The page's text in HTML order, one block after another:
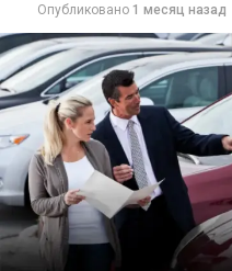
Опубликовано 1 месяц назад